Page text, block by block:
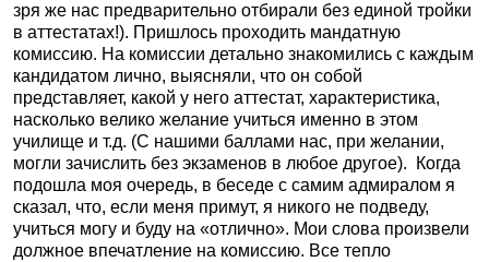
зря же нас предварительно отбирали без единой тройки
в аттестатах!). Пришлось проходить мандатную
комиссию. На комиссии детально знакомились с каждым
кандидатом лично, выясняли, что он собой
представляет, какой у него аттестат, характеристика,
насколько велико желание учиться именно в этом
училище и т.д. (С нашими баллами нас, при желании,
могли зачислить без экзаменов в любое другое).
Когда
подошла моя очередь, в беседе с самим адмиралом я
сказал, что, если меня примут, я никого не подведу,
учиться могу и буду на «отлично». Мои слова произвели
должное впечатление на комиссию. Все тепло